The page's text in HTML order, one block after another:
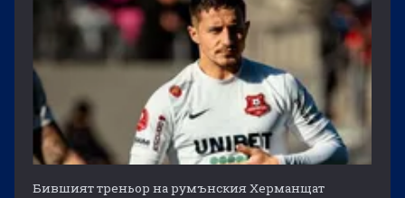
Бившият треньор на румънския Херманщат